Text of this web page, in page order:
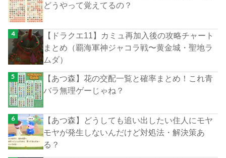
どうやって覚えてるの？
【ドラクエ11】カミュ再加入後の攻略チャート
まとめ（覇海軍神ジャコラ戦〜黄金城・聖地ラ
ムダ）
【あつ森】花の交配一覧と確率まとめ！これ青
バラ無理ゲーじゃね？
【あつ森】どうしても追い出したい住人にモヤ
モヤが発生しないんだけど対処法・解決策あ
る？